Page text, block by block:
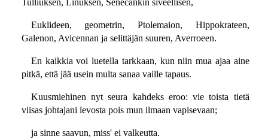
Tulliuksen, Linuksen, Senecankin siveellisen,
Euklideen, geometrin, Ptolemaion, Hippokrateen,
Galenon, Avicennan ja selittäjän suuren, Averroeen.
En kaikkia voi luetella tarkkaan, kun niin mua ajaa aine
pitkä, että jää usein multa sanaa vaille tapaus.
Kuusmiehinen nyt seura kahdeks eroo: vie toista tietä
viisas johtajani levosta pois mun ilmaan vapisevaan;
ja sinne saavun, miss' ei valkeutta.